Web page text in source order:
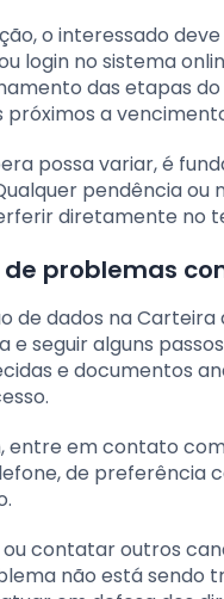
o interessado
login no sistema
das etapas
a
possa variar, é
pendência
diretamente no
problemas
de dados na
seguir alguns
e documentos
entre em contato
de preferência
contatar outros
não está